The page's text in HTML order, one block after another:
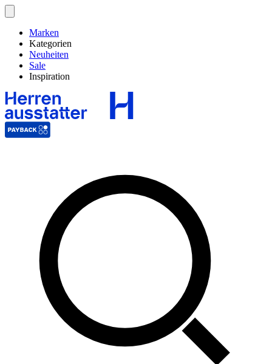
Marken
Kategorien
Neuheiten
Sale
Inspiration